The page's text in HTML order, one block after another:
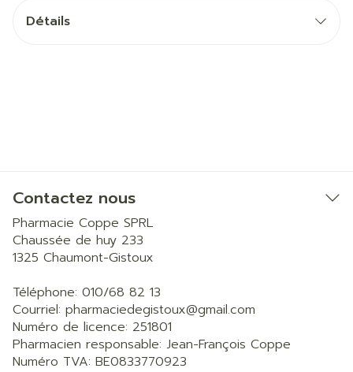
Détails
Contactez nous
Pharmacie Coppe SPRL
Chaussée de huy 233
1325 Chaumont-Gistoux
Téléphone: 010/68 82 13
Courriel: pharmaciedegistoux@gmail.com
Numéro de licence: 251801
Pharmacien responsable: Jean-François Coppe
Numéro TVA: BE0833770923